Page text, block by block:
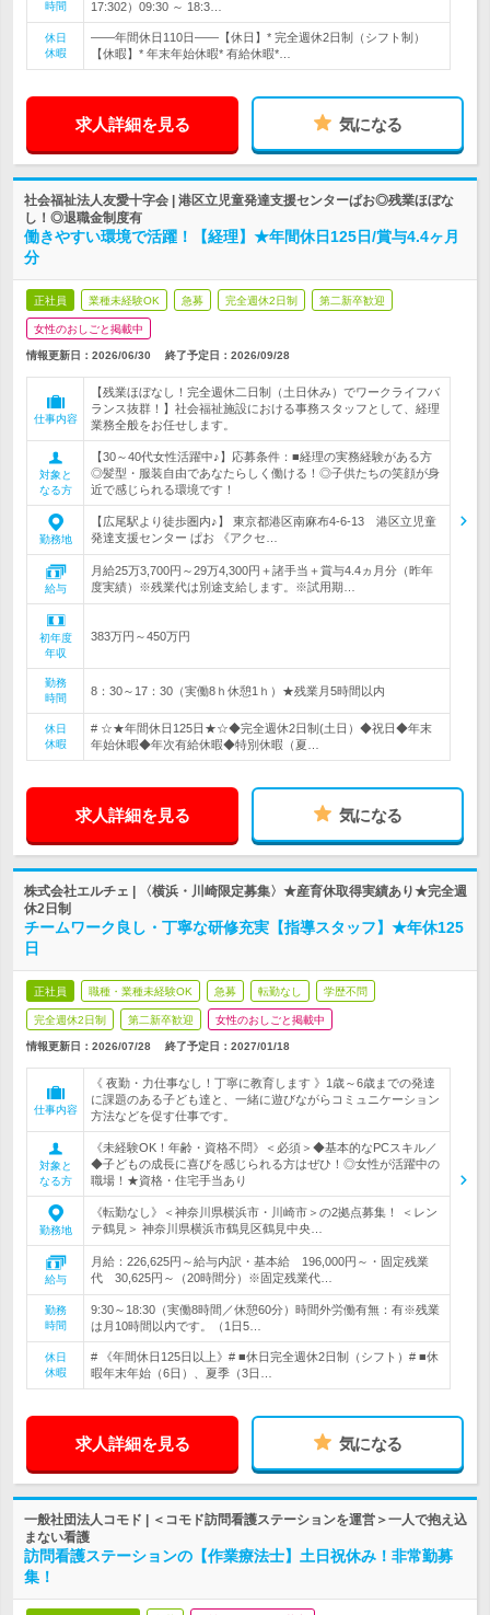
時間
17:302）09:30 ～ 18:3…
休日
休暇
――年間休日110日――【休日】* 完全週休2日制（シフト制）
【休暇】* 年末年始休暇* 有給休暇*…
求人詳細を見る 気になる
社会福祉法人友愛十字会 | 港区立児童発達支援センターぱお◎残業ほぼな
し！◎退職金制度有
働きやすい環境で活躍！【経理】★年間休日125日/賞与4.4ヶ月
分
正社員 業種未経験OK 急募 完全週休2日制 第二新卒歓迎
女性のおしごと掲載中
情報更新日：2026/06/30 終了予定日： 2026/09/28
仕事内容
【残業ほぼなし！完全週休二日制（土日休み）でワークライフバ
ランス抜群！】社会福祉施設における事務スタッフとして、経理
業務全般をお任せします。
対象と
なる方
【30～40代女性活躍中♪】応募条件：■経理の実務経験がある方
◎髪型・服装自由であなたらしく働ける！◎子供たちの笑顔が身
近で感じられる環境です！
勤務地
【広尾駅より徒歩圏内♪】 東京都港区南麻布4-6-13 港区立児童
発達支援センター ぱお 《アクセ…
給与
月給25万3,700円～29万4,300円＋諸手当＋賞与4.4ヵ月分（昨年
度実績）※残業代は別途支給します。※試用期…
初年度
年収
383万円～450万円
勤務
時間
8：30～17：30（実働8ｈ休憩1ｈ）★残業月5時間以内
休日
休暇
# ☆★年間休日125日★☆◆完全週休2日制(土日）◆祝日◆年末
年始休暇◆年次有給休暇◆特別休暇（夏…
求人詳細を見る 気になる
株式会社エルチェ | 〈横浜・川崎限定募集〉★産育休取得実績あり★完全週
休2日制
チームワーク良し・丁寧な研修充実【指導スタッフ】★年休125
日
正社員 職種・業種未経験OK 急募 転勤なし 学歴不問
完全週休2日制 第二新卒歓迎 女性のおしごと掲載中
情報更新日：2026/07/28 終了予定日： 2027/01/18
仕事内容
《 夜勤・力仕事なし！丁寧に教育します 》1歳～6歳までの発達
に課題のある子ども達と、一緒に遊びながらコミュニケーション
方法などを促す仕事です。
対象と
なる方
《未経験OK！年齢・資格不問》＜必須＞◆基本的なPCスキル／
◆子どもの成長に喜びを感じられる方はぜひ！◎女性が活躍中の
職場！★資格・住宅手当あり
勤務地
《転勤なし》＜神奈川県横浜市・川崎市＞の2拠点募集！ ＜レン
テ鶴見＞ 神奈川県横浜市鶴見区鶴見中央…
給与
月給：226,625円～給与内訳・基本給 196,000円～・固定残業
代 30,625円～（20時間分）※固定残業代…
勤務
時間
9:30～18:30（実働8時間／休憩60分）時間外労働有無：有※残業
は月10時間以内です。（1日5…
休日
休暇
# 《年間休日125日以上》# ■休日完全週休2日制（シフト）# ■休
暇年末年始（6日）、夏季（3日…
求人詳細を見る 気になる
一般社団法人コモド | ＜コモド訪問看護ステーションを運営＞一人で抱え込
まない看護
訪問看護ステーションの【作業療法士】土日祝休み！非常勤募
集！